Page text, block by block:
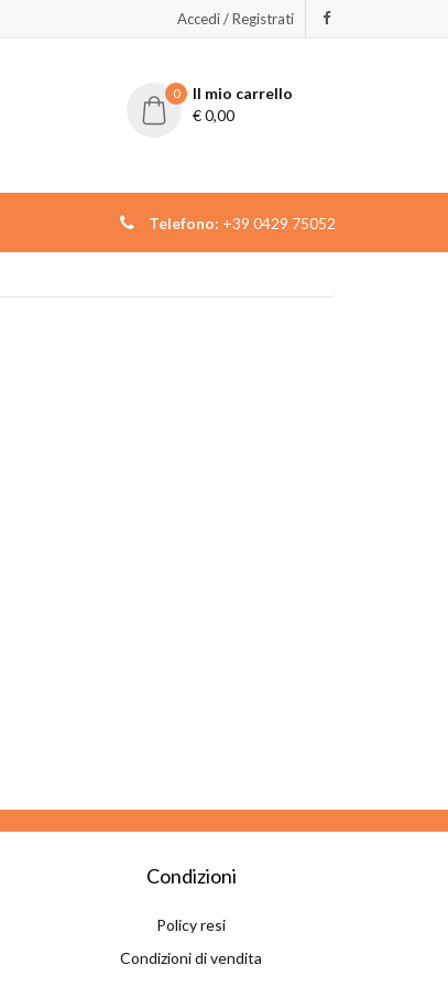
Accedi / Registrati
0
Il mio carrello
€0,00
Telefono: +39 0429 75052
Condizioni
Policy resi
Condizioni di vendita